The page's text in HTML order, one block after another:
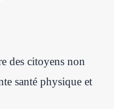
des citoyens non
santé physique et